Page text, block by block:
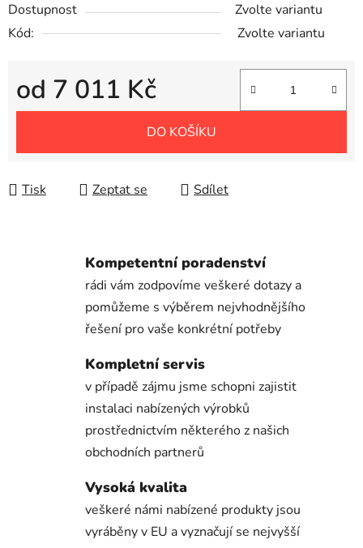
Dostupnost
Zvolte variantu
Kód:
Zvolte variantu
od 7 011 Kč
Měrná cena:
DO KOŠÍKU
Tisk Zeptat se Sdílet
Kompetentní poradenství
rádi vám zodpovíme veškeré dotazy a
pomůžeme s výběrem nejvhodnějšího
řešení pro vaše konkrétní potřeby
Kompletní servis
v případě zájmu jsme schopni zajistit
instalaci nabízených výrobků
prostřednictvím některého z našich
obchodních partnerů
Vysoká kvalita
veškeré námi nabízené produkty jsou
vyráběny v EU a vyznačují se nejvyšší